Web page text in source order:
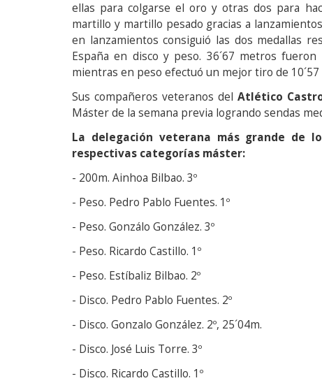
ellas para colgarse el oro y otras dos para
martillo y martillo pesado gracias a
en lanzamientos consiguió las dos medallas
España en disco y peso. 36´67 metros
mientras en peso efectuó un mejor tiro de
Sus compañeros veteranos del Atlético
Máster de la semana previa logrando sendas
La delegación veterana más grande de
respectivas categorías máster:
- 200m. Ainhoa Bilbao. 3º
- Peso. Pedro Pablo Fuentes. 1º
- Peso. Gonzálo González. 3º
- Peso. Ricardo Castillo. 1º
- Peso. Estíbaliz Bilbao. 2º
- Disco. Pedro Pablo Fuentes. 2º
- Disco. Gonzalo González. 2º, 25´04m.
- Disco. José Luis Torre. 3º
- Disco. Ricardo Castillo. 1º